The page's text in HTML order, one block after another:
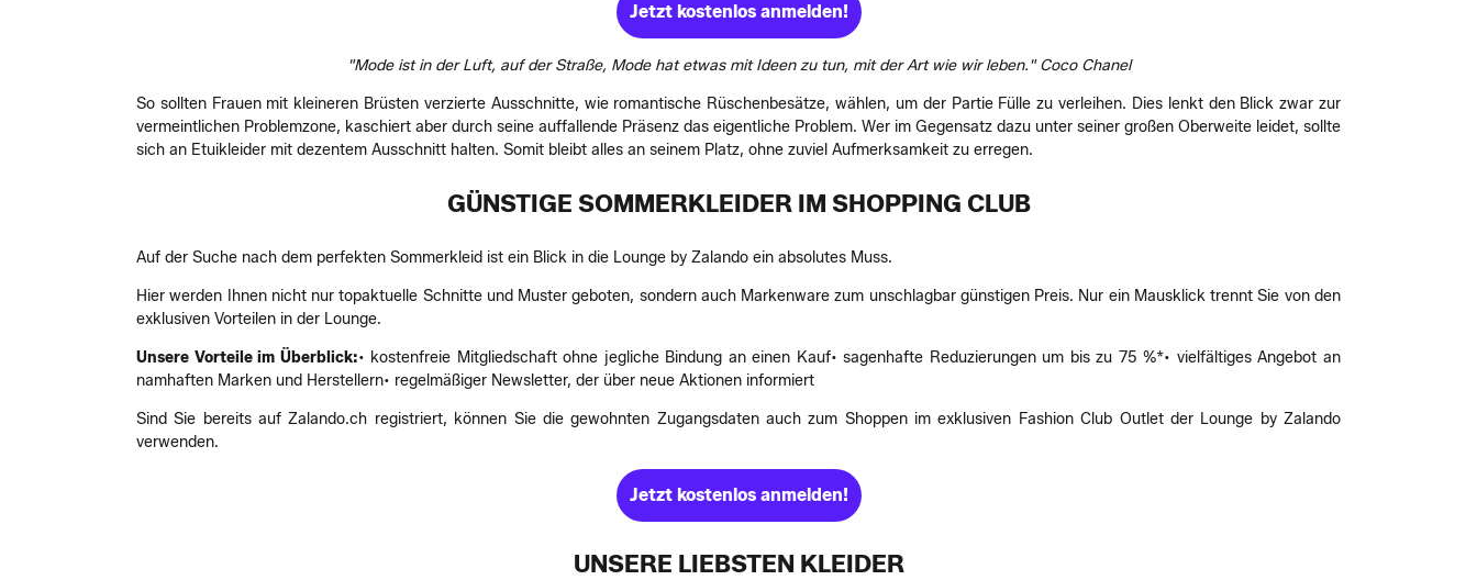
Jetzt kostenlos anmelden!
"Mode ist in der Luft, auf der Straße, Mode hat etwas mit Ideen zu tun, mit der Art wie wir leben." Coco Chanel
So sollten Frauen mit kleineren Brüsten verzierte Ausschnitte, wie romantische Rüschenbesätze, wählen, um der Partie Fülle zu verleihen. Dies lenkt den Blick zwar zur
vermeintlichen Problemzone, kaschiert aber durch seine auffallende Präsenz das eigentliche Problem. Wer im Gegensatz dazu unter seiner großen Oberweite leidet, sollte
sich an Etuikleider mit dezentem Ausschnitt halten. Somit bleibt alles an seinem Platz, ohne zuviel Aufmerksamkeit zu erregen.
GÜNSTIGE SOMMERKLEIDER IM SHOPPING CLUB
Auf der Suche nach dem perfekten Sommerkleid ist ein Blick in die Lounge by Zalando ein absolutes Muss.
Hier werden Ihnen nicht nur topaktuelle Schnitte und Muster geboten, sondern auch Markenware zum unschlagbar günstigen Preis. Nur ein Mausklick trennt Sie von den
exklusiven Vorteilen in der Lounge.
Unsere Vorteile im Überblick:• kostenfreie Mitgliedschaft ohne jegliche Bindung an einen Kauf• sagenhafte Reduzierungen um bis zu 75 %*• vielfältiges Angebot an
namhaften Marken und Herstellern• regelmäßiger Newsletter, der über neue Aktionen informiert
Sind Sie bereits auf Zalando.ch registriert, können Sie die gewohnten Zugangsdaten auch zum Shoppen im exklusiven Fashion Club Outlet der Lounge by Zalando
verwenden.
Jetzt kostenlos anmelden!
UNSERE LIEBSTEN KLEIDER